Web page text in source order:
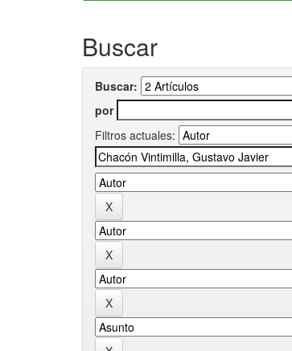
Buscar
Buscar:
por
Filtros actuales: